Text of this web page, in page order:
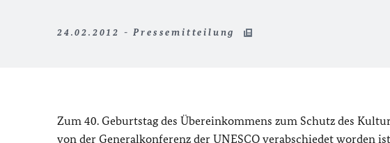
24.02.2012 - Pressemitteilung
Zum 40. Geburtstag des Übereinkommens zum Schutz des
von der Generalkonferenz der UNESCO verabschiedet worden